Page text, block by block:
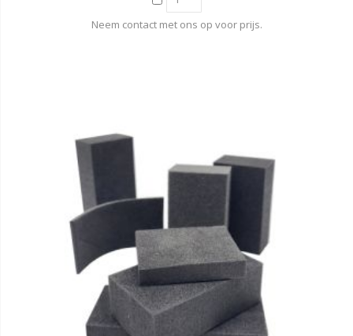
Neem contact met ons op voor prijs.